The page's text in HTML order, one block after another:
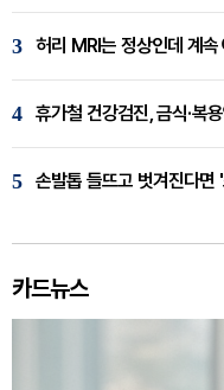
3 허리 MRI는 정상인데 계
4 휴가철 건강검진, 금식·복
5 손발톱 들뜨고 벗겨진다
카드뉴스